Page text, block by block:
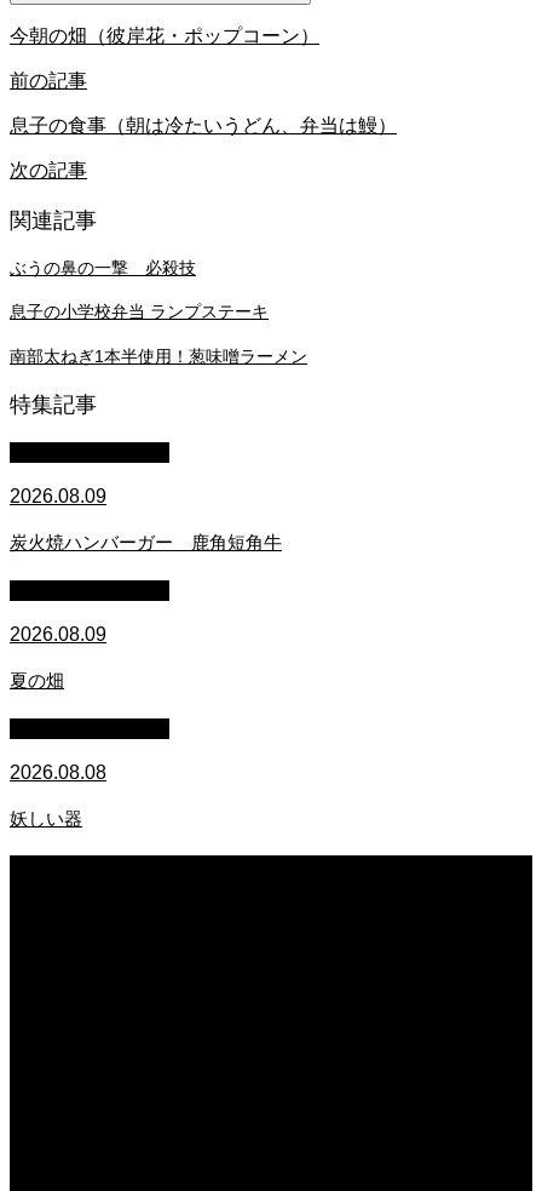
今朝の畑（彼岸花・ポップコーン）
前の記事
息子の食事（朝は冷たいうどん、弁当は鰻）
次の記事
関連記事
ぶうの鼻の一撃 必殺技
息子の小学校弁当 ランプステーキ
南部太ねぎ1本半使用！葱味噌ラーメン
特集記事
2026.08.09
炭火焼ハンバーガー 鹿角短角牛
2026.08.09
夏の畑
2026.08.08
妖しい器